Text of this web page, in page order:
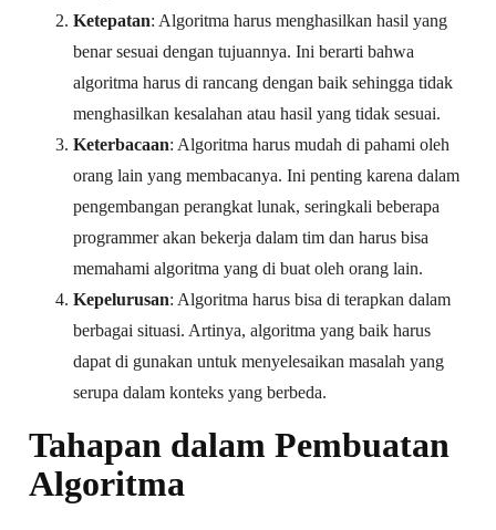
Ketepatan: Algoritma harus menghasilkan hasil yang
benar sesuai dengan tujuannya. Ini berarti bahwa
algoritma harus di rancang dengan baik sehingga tidak
menghasilkan kesalahan atau hasil yang tidak sesuai.
Keterbacaan: Algoritma harus mudah di pahami oleh
orang lain yang membacanya. Ini penting karena dalam
pengembangan perangkat lunak, seringkali beberapa
programmer akan bekerja dalam tim dan harus bisa
memahami algoritma yang di buat oleh orang lain.
Kepelurusan: Algoritma harus bisa di terapkan dalam
berbagai situasi. Artinya, algoritma yang baik harus
dapat di gunakan untuk menyelesaikan masalah yang
serupa dalam konteks yang berbeda.
Tahapan dalam Pembuatan
Algoritma